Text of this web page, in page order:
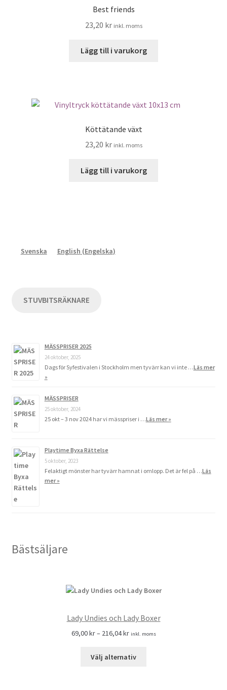
Best friends
23,20 kr inkl. moms
Lägg till i varukorg
Köttätande växt
23,20 kr inkl. moms
Lägg till i varukorg
Svenska English (Engelska)
STUVBITSRÄKNARE
MÄSSPRISER 2025
24 oktober, 2025
Dags för Syfestivalen i Stockholm men tyvärr kan vi inte …Läs mer
»
MÄSSPRISER
25 oktober, 2024
25 okt – 3 nov 2024 har vi mässpriser i …Läs mer »
Playtime Byxa Rättelse
5 oktober, 2023
Felaktigt mönster har tyvärr hamnat i omlopp. Det är fel på …Läs
mer »
Bästsäljare
Lady Undies och Lady Boxer
69,00kr– 216,04kr inkl. moms
Välj alternativ